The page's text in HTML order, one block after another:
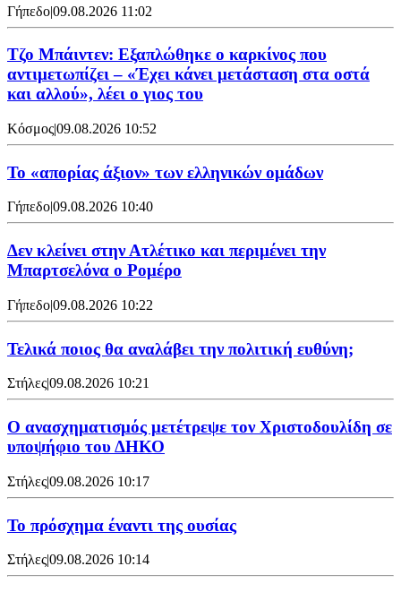
Γήπεδο|09.08.2026 11:02
Τζο Μπάιντεν: Εξαπλώθηκε ο καρκίνος που
αντιμετωπίζει – «Έχει κάνει μετάσταση στα οστά
και αλλού», λέει ο γιος του
Κόσμος|09.08.2026 10:52
Το «απορίας άξιον» των ελληνικών ομάδων
Γήπεδο09.08.2026 10:40
Δεν κλείνει στην Ατλέτικο και περιμένει την
Μπαρτσελόνα ο Ρομέρο
Γήπεδο|09.08.2026 10:22
Τελικά ποιος θα αναλάβει την πολιτική ευθύνη;
Στήλες|09.08.2026 10:21
Ο ανασχηματισμός μετέτρεψε τον Χριστοδουλίδη σε
υποψήφιο του ΔΗΚΟ
Στήλες|09.08.2026 10:17
Το πρόσχημα έναντι της ουσίας
Στήλες|09.08.2026 10:14